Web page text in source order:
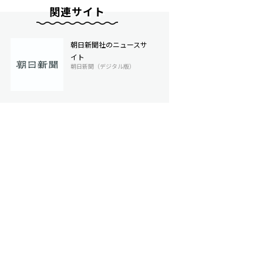
関連サイト
朝日新聞社のニュースサ
イト
朝日新聞（デジタル版）